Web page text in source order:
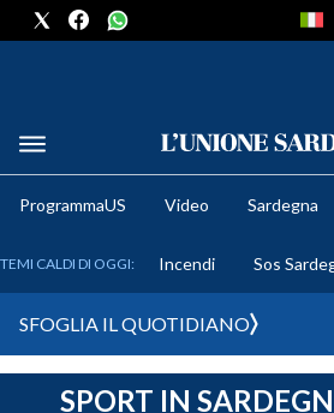
METEO
CRONACA SARDEGNA
ProgrammaUS Video Sardegna
TEMI CALDI DI OGGI: Incendi Sos
SFOGLIA IL QUOTIDIANO
SPORT IN